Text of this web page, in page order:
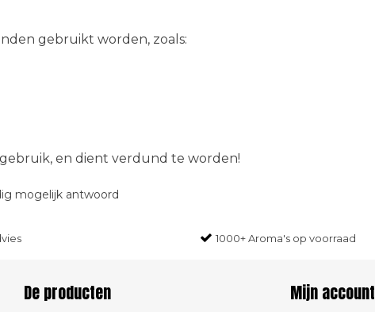
gebruikt worden, zoals:
en dient verdund te worden!
mogelijk antwoord
1000+ Aroma's op voorraad
De producten Mijn account